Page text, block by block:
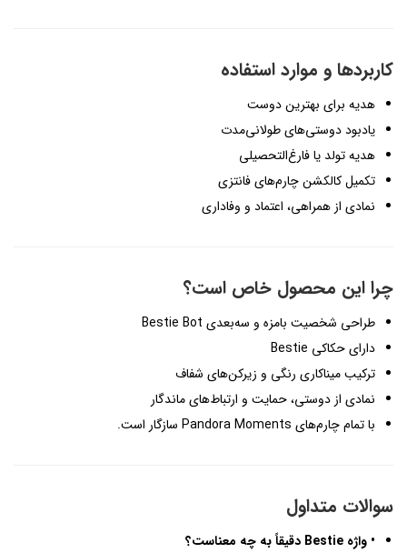
کاربردها و موارد استفاده
هدیه برای بهترین دوست
یادبود دوستی‌های طولانی‌مدت
هدیه تولد یا فارغ‌التحصیلی
تکمیل کالکشن چارم‌های فانتزی
نمادی از همراهی، اعتماد و وفاداری
چرا این محصول خاص است؟
طراحی شخصیت بامزه و سه‌بعدی Bestie Bot
دارای حکاکی Bestie
ترکیب میناکاری رنگی و زیرکن‌های شفاف
نمادی از دوستی، حمایت و ارتباط‌های ماندگار
با تمام چارم‌های Pandora Moments سازگار است.
سوالات متداول
• واژه Bestie دقیقاً به چه معناست؟